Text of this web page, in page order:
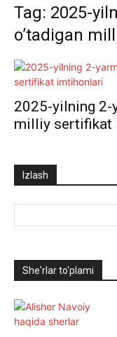
Tag: 2025-
o’tadigan
2025-yilning 2-
milliy sertifikat
Izlash
She'rlar to'plami